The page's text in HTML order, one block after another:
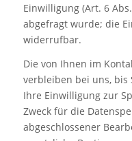
Einwilligung (Art. 6
abgefragt wurde; die
widerrufbar.
Die von Ihnen im
verbleiben bei uns, bis
Ihre Einwilligung zur
Zweck für die
abgeschlossener